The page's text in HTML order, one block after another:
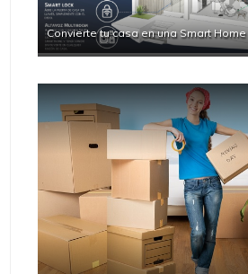
Convierte tu casa en una Smart Home